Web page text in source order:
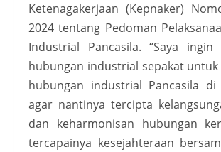
Ketenagakerjaan (Kepnaker)
2024 tentang Pedoman
Industrial Pancasila. “Saya
hubungan industrial sepakat
hubungan industrial Pancasila di
agar nantinya tercipta
dan keharmonisan hubungan
tercapainya kesejahteraan